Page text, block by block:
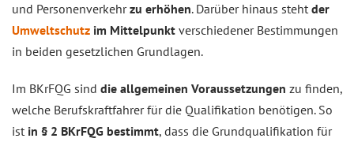
und Personenverkehrzu erhöhen. Darüber hinaus steht der
Umweltschutz im Mittelpunkt verschiedener Bestimmungen
in beiden gesetzlichen Grundlagen.
Im BKrFQG sind die allgemeinen Voraussetzungen zu finden,
welche Berufskraftfahrer für die Qualifikation benötigen. So
ist in § 2 BKrFQG bestimmt, dass die Grundqualifikation für